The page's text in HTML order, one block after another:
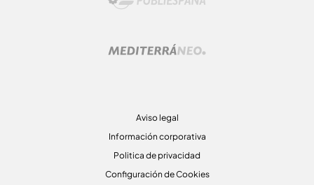
Aviso legal
Información corporativa
Politica de privacidad
Configuración de Cookies